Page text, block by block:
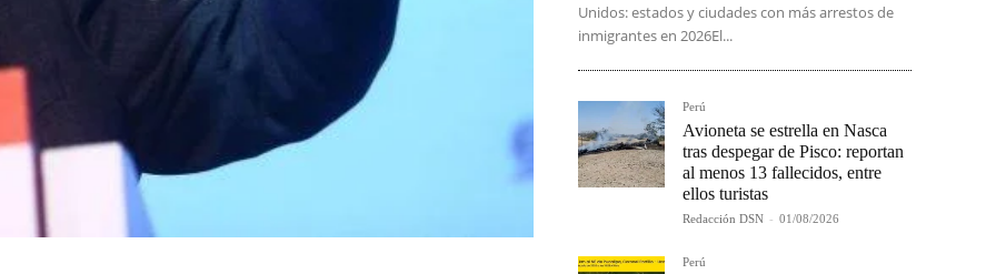
Unidos: estados y ciudades con más arrestos de
inmigrantes en 2026El...
Perú
Avioneta se estrella en Nasca
tras despegar de Pisco: reportan
al menos 13 fallecidos, entre
ellos turistas
Redacción DSN - 01/08/2026
Perú